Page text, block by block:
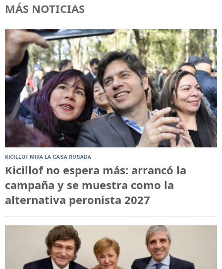
MÁS NOTICIAS
KICILLOF MIRA LA CASA ROSADA
Kicillof no espera más: arrancó la
campaña y se muestra como la
alternativa peronista 2027